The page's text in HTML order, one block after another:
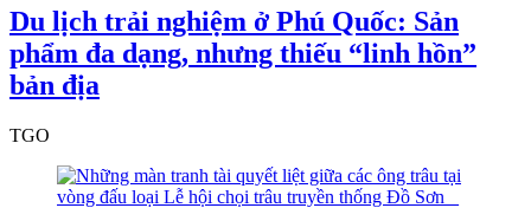
Du lịch trải nghiệm ở Phú Quốc: Sản
phẩm đa dạng, nhưng thiếu “linh hồn”
bản địa
TGO